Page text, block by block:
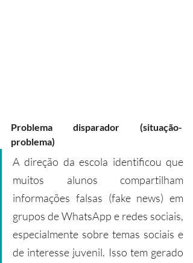
Problema disparador (situação-
problema)
A direção da escola identificou que
muitos alunos compartilham
informações falsas (fake news) em
grupos de WhatsApp e redes sociais,
especialmente sobre temas sociais e
de interesse juvenil. Isso tem gerado